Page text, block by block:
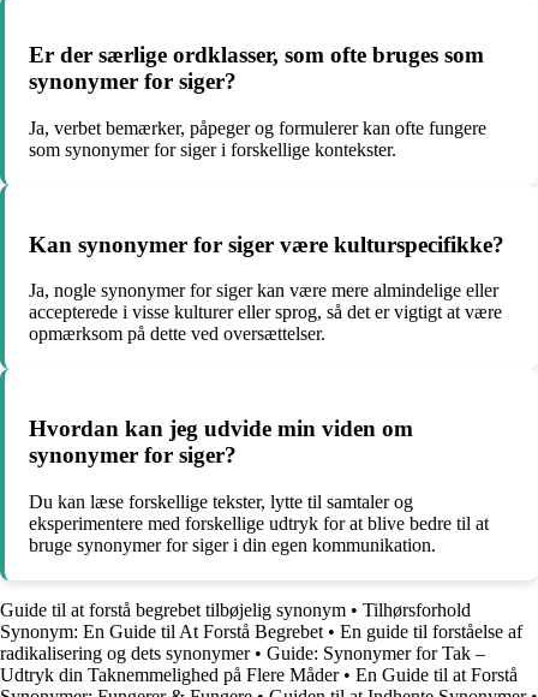
Er der særlige ordklasser, som ofte bruges som
synonymer for siger?
Ja, verbet bemærker, påpeger og formulerer kan ofte fungere
som synonymer for siger i forskellige kontekster.
Kan synonymer for siger være kulturspecifikke?
Ja, nogle synonymer for siger kan være mere almindelige eller
accepterede i visse kulturer eller sprog, så det er vigtigt at være
opmærksom på dette ved oversættelser.
Hvordan kan jeg udvide min viden om
synonymer for siger?
Du kan læse forskellige tekster, lytte til samtaler og
eksperimentere med forskellige udtryk for at blive bedre til at
bruge synonymer for siger i din egen kommunikation.
Guide til at forstå begrebet tilbøjelig synonym • Tilhørsforhold
Synonym: En Guide til At Forstå Begrebet • En guide til forståelse af
radikalisering og dets synonymer• Guide: Synonymer for Tak –
Udtryk din Taknemmelighed på Flere Måder• En Guide til at Forstå